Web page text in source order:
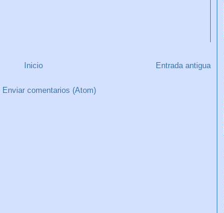
Entrada antigua
Inicio
Enviar comentarios (Atom)